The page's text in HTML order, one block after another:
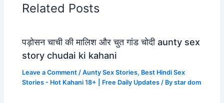
Related Posts
पड़ोसन चाची की मालिश और चुत गांड चोदी aunty sex
story chudai ki kahani
Leave a Comment /Aunty Sex Stories, Best Hindi Sex
Stories - Hot Kahani 18+ | Free Daily Updates / Bystar dom